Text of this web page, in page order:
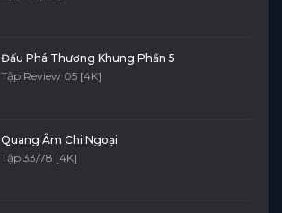
Đấu Phá Thương Khung Phần 5
Tập Review 05 [4K]
Quang Âm Chi Ngoại
Tập 33/78 [4K]